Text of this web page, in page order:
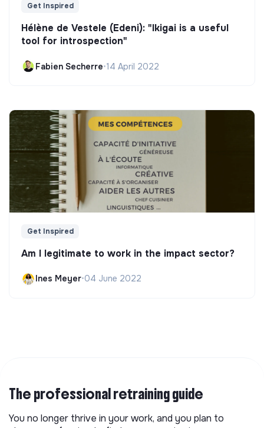
Get Inspired
Hélène de Vestele (Edeni): "Ikigai is a useful
tool for introspection"
Fabien Secherre•14 April 2022
Get Inspired
Am I legitimate to work in the impact sector?
Ines Meyer•04 June 2022
The professional retraining guide
You no longer thrive in your work, and you plan to